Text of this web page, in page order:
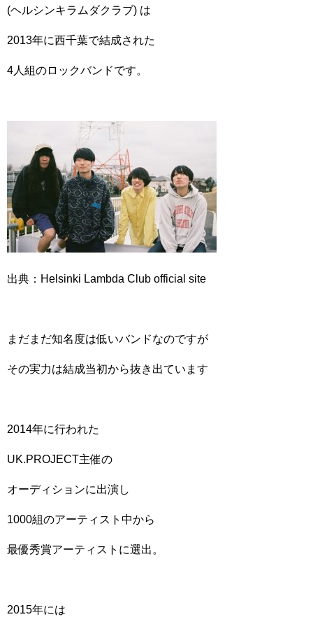
(ヘルシンキラムダクラブ) は
2013年に西千葉で結成された
4人組のロックバンドです。
出典：Helsinki Lambda Club official site
まだまだ知名度は低いバンドなのですが
その実力は結成当初から抜き出ています
2014年に行われた
UK.PROJECT主催の
オーディションに出演し
1000組のアーティスト中から
最優秀賞アーティストに選出。
2015年には